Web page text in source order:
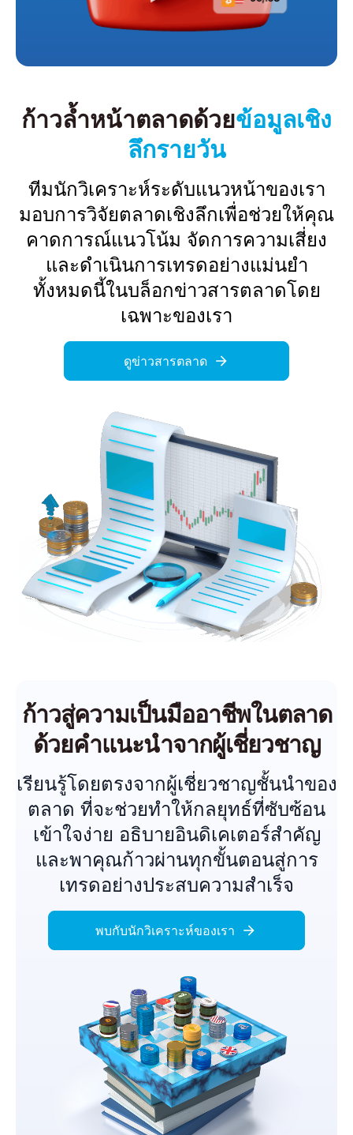
ก้าวล้ำหน้าตลาดด้วยข้อมูลเชิง
ลึกรายวัน
ทีมนักวิเคราะห์ระดับแนวหน้าของเรา
มอบการวิจัยตลาดเชิงลึกเพื่อช่วยให้คุณ
คาดการณ์แนวโน้ม จัดการความเสี่ยง
และดำเนินการเทรดอย่างแม่นยำ
ทั้งหมดนี้ในบล็อกข่าวสารตลาดโดย
เฉพาะของเรา
ดูข่าวสารตลาด
ก้าวสู่ความเป็นมืออาชีพในตลาด
ด้วยคำแนะนำจากผู้เชี่ยวชาญ
เรียนรู้โดยตรงจากผู้เชี่ยวชาญชั้นนำของ
ตลาด ที่จะช่วยทำให้กลยุทธ์ที่ซับซ้อน
เข้าใจง่าย อธิบายอินดิเคเตอร์สำคัญ
และพาคุณก้าวผ่านทุกขั้นตอนสู่การ
เทรดอย่างประสบความสำเร็จ
พบกับนักวิเคราะห์ของเรา